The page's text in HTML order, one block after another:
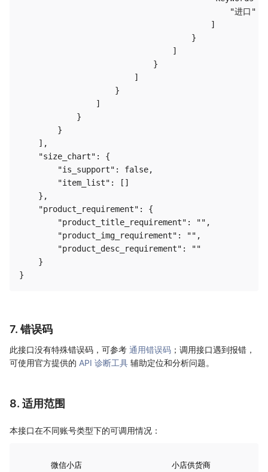
                                            "进口"
                                        ]
                                    }
                                ]
                            }
                        ]
                    }
                ]
            }
        }
    ],
    "size_chart": {
        "is_support": false,
        "item_list": []
    },
    "product_requirement": {
        "product_title_requirement": "",
        "product_img_requirement": "",
        "product_desc_requirement": ""
    }
7. 错误码
此接口没有特殊错误码，可参考 通用错误码 ；调用接口遇到报错，
可使用官方提供的 API 诊断工具 辅助定位和分析问题。
8. 适用范围
本接口在不同账号类型下的可调用情况：
微信小店 小店供货商